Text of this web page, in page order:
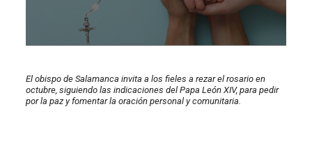
El obispo de Salamanca invita a los fieles a rezar el rosario en
octubre, siguiendo las indicaciones del Papa León XIV, para pedir
por la paz y fomentar la oración personal y comunitaria.